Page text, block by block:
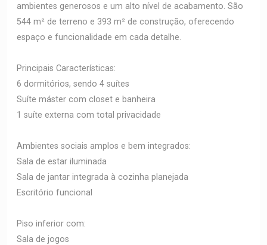
ambientes generosos e um alto nível de acabamento. São
544 m² de terreno e 393 m² de construção, oferecendo
espaço e funcionalidade em cada detalhe.
Principais Características:
6 dormitórios, sendo 4 suítes
Suíte máster com closet e banheira
1 suíte externa com total privacidade
Ambientes sociais amplos e bem integrados:
Sala de estar iluminada
Sala de jantar integrada à cozinha planejada
Escritório funcional
Piso inferior com:
Sala de jogos